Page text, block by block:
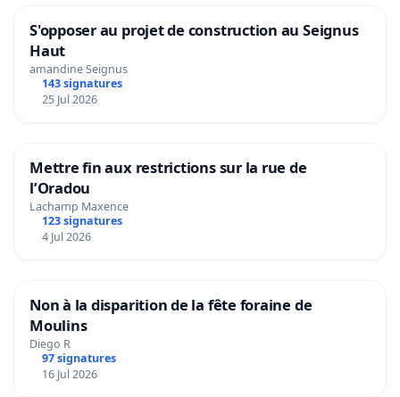
S'opposer au projet de construction au Seignus
Haut
amandine Seignus
143 signatures
25 Jul 2026
Mettre fin aux restrictions sur la rue de
l’Oradou
Lachamp Maxence
123 signatures
4 Jul 2026
Non à la disparition de la fête foraine de
Moulins
Diego R
97 signatures
16 Jul 2026